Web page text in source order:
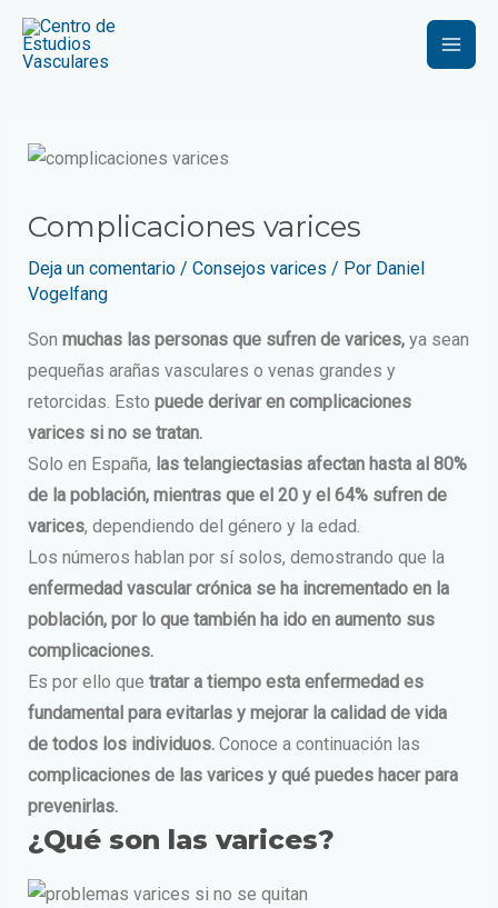
Main
Complicaciones varices
Deja un comentario / Consejos varices / Por Daniel
Vogelfang
Son muchas las personas que sufren de varices,ya sean
pequeñas arañas vasculares o venas grandes y
retorcidas. Esto puede derivar en complicaciones
varices si no se tratan.
Solo en España, las telangiectasias afectan hasta al 80%
de la población, mientras que el 20 y el 64% sufren de
varices, dependiendo del género y la edad.
Los números hablan por sí solos, demostrando que la
enfermedad vascular crónica se ha incrementado en la
población, por lo que también ha ido en aumento sus
complicaciones.
Es por ello que tratar a tiempo esta enfermedad es
fundamental para evitarlas y mejorar la calidad de vida
de todos los individuos.Conoce a continuación las
complicaciones de las varices y qué puedes hacer para
prevenirlas.
¿Qué son las varices?
Navegación
de